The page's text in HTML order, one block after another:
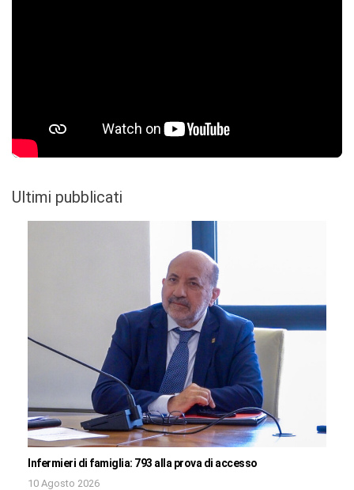
Ultimi pubblicati
Infermieri di famiglia: 793 alla prova di accesso
10 Agosto 2026